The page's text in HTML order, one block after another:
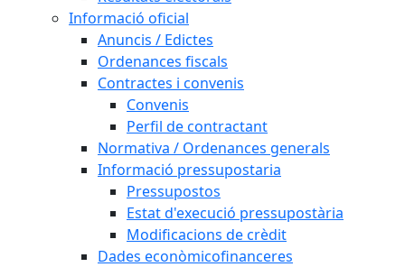
Informació oficial
Anuncis / Edictes
Ordenances fiscals
Contractes i convenis
Convenis
Perfil de contractant
Normativa / Ordenances generals
Informació pressupostaria
Pressupostos
Estat d'execució pressupostària
Modificacions de crèdit
Dades econòmicofinanceres